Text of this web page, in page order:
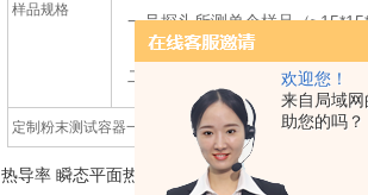
欢迎您！
来自局域
助您的吗？
样品规格
一号探头所测单个样品（
二号探头所测单个样品
定制粉末测试容器一套
热导率 瞬态平面热源法导热仪